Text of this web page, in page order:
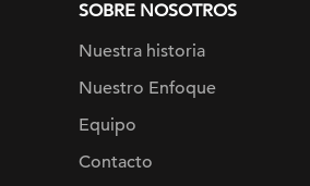
SOBRE NOSOTROS
Nuestra historia
Nuestro Enfoque
Equipo
Contacto